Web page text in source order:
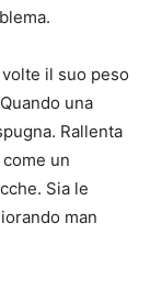
il suo peso
una
Rallenta
un
Sia le
man